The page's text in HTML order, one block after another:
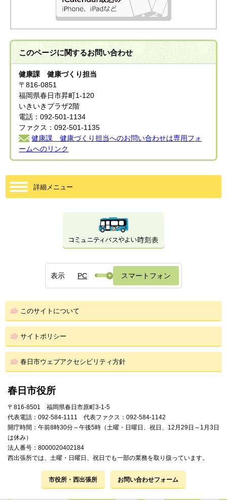
このページに関するお問い合わせ
健康課 健康づくり担当
〒816-0851
福岡県春日市昇町1-120
いきいきプラザ2階
電話：092-501-1134
ファクス：092-501-1135
健康課 健康づくり担当へのお問い合わせは専用フォ
ームへのリンク
詳細メニュー
表示 PC スマートフォン
このサイトについて
サイトポリシー
春日市ウェブアクセシビリティ方針
春日市役所
〒816-8501 福岡県春日市原町3-1-5
代表電話：092-584-1111 代表ファクス：092-584-1142
開庁時間：午前8時30分～午後5時（土曜・日曜日、祝日、12月29日～1月3日
は休み）
法人番号：8000020402184
西出張所では、土曜・日曜日、祝日でも一部の業務を取り扱っています。
市役所・西出張所 お問い合わせフォーム